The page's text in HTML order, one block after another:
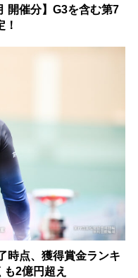
開催分】G3を含む第7
時点、獲得賞金ランキ
2億円超え